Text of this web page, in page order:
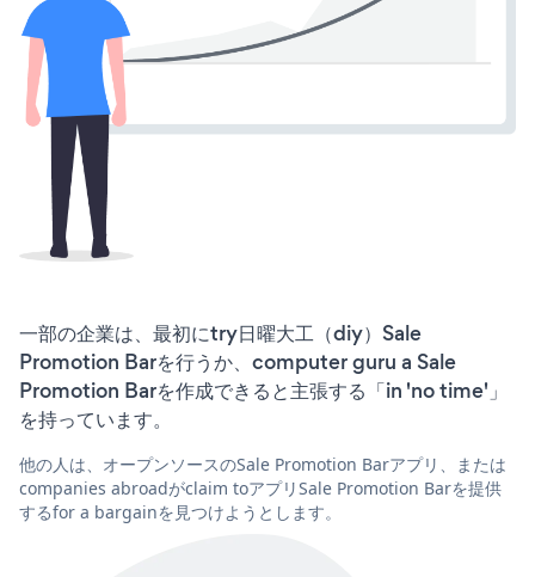
一部の企業は、最初にtry日曜大工（diy）Sale
Promotion Barを行うか、computer guru a Sale
Promotion Barを作成できると主張する「in 'no time'」
を持っています。
他の人は、オープンソースのSale Promotion Barアプリ、または
companies abroadがclaim toアプリSale Promotion Barを提供
するfor a bargainを見つけようとします。